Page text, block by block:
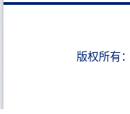
版权所有